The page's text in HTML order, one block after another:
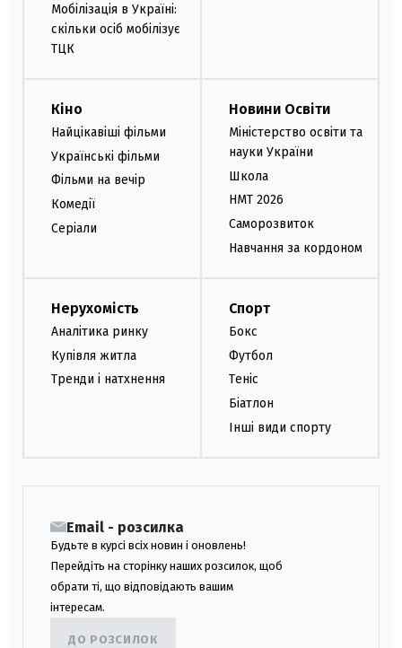
Мобілізація в Україні:
скільки осіб мобілізує
ТЦК
Кіно
Найцікавіші фільми
Українські фільми
Фільми на вечір
Комедії
Серіали
Новини Освіти
Міністерство освіти та
науки України
Школа
НМТ 2026
Саморозвиток
Навчання за кордоном
Нерухомість
Аналітика ринку
Купівля житла
Тренди і натхнення
Спорт
Бокс
Футбол
Теніс
Біатлон
Інші види спорту
Email - розсилка
Будьте в курсі всіх новин і оновлень!
Перейдіть на сторінку наших розсилок, щоб
обрати ті, що відповідають вашим
інтересам.
ДО РОЗСИЛОК